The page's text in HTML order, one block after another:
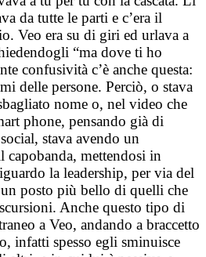
da tutte le parti e c’era il
Veo era su di giri ed urlava a
“ma dove ti ho
confusività c’è anche questa:
delle persone. Perciò, o stava
nome o, nel video che
phone, pensando già di
stava avendo un
mettendosi in
la leadership, per via del
posto più bello di quelli che
Anche questo tipo di
a Veo, andando a braccetto
infatti spesso egli sminuisce